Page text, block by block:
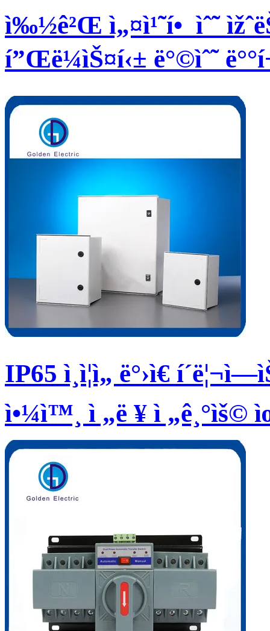
ì‰½ê²Œ ì„¤ì¹˜í• ìˆ˜
í”Œë¼ìŠ¤í‹± ë°©ìˆ˜
IP65 ì¸ì¦ì„ ë°›ì€
ì•¼ì™¸ ì „ë ¥ ì „ê¸°ìš©